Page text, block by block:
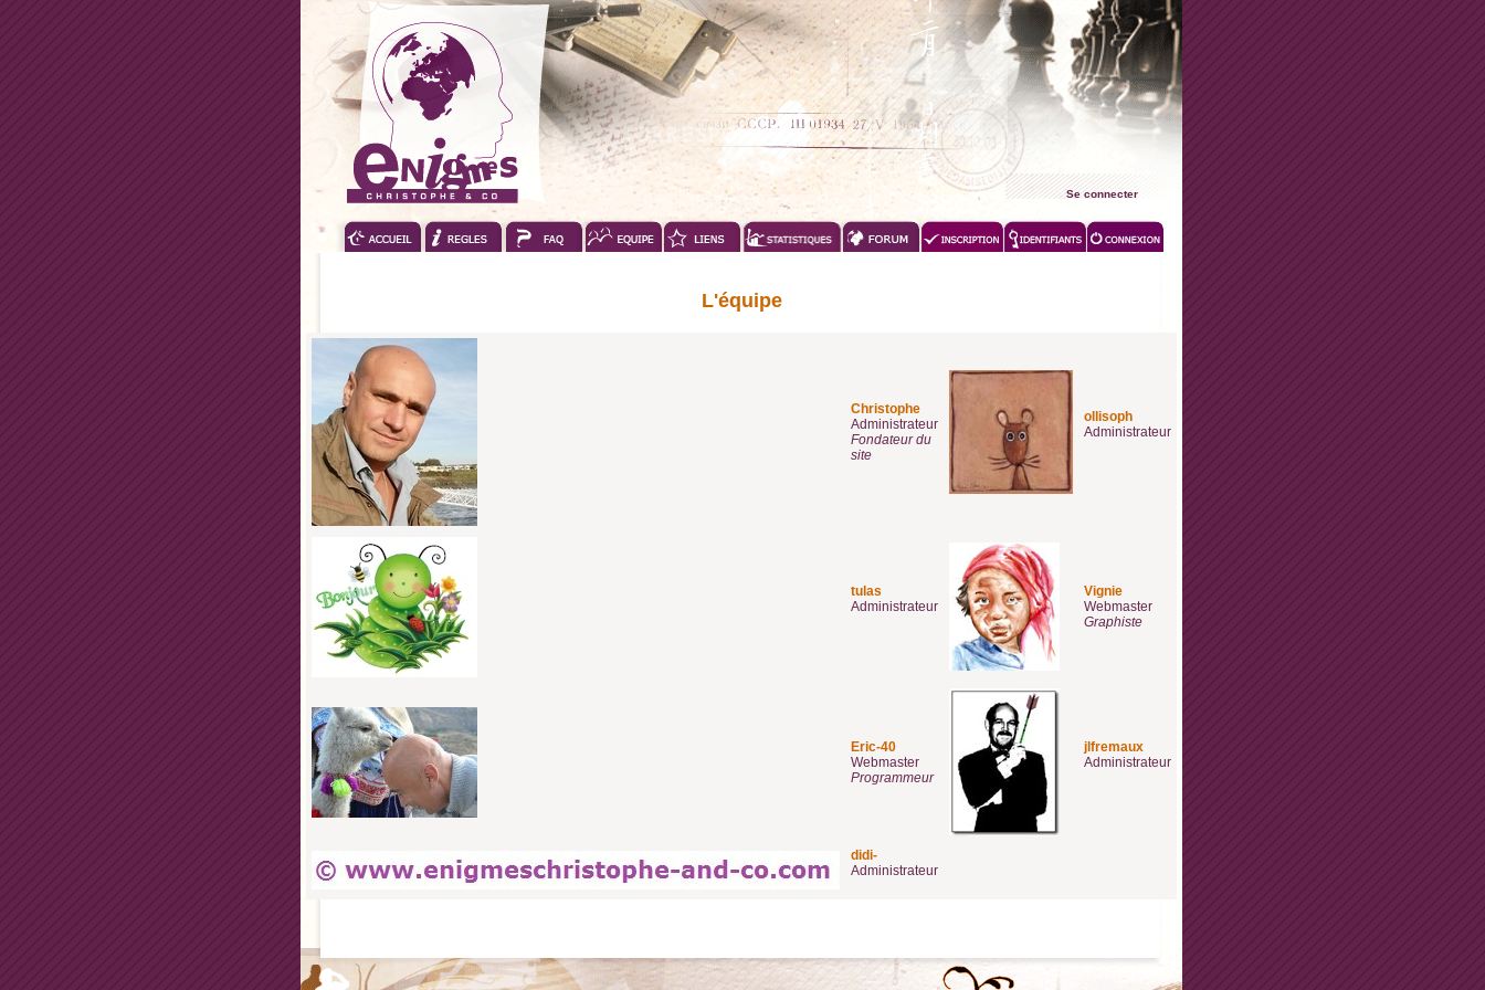
Se connecter
L'équipe
Christophe
Administrateur
Fondateur du
site
ollisoph
Administrateur
tulas
Administrateur
Vignie
Webmaster
Graphiste
Eric-40
Webmaster
Programmeur
jlfremaux
Administrateur
didi-
Administrateur